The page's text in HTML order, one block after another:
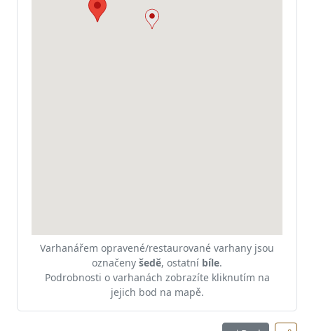
Varhanářem opravené/restaurované varhany jsou
označeny šedě, ostatní bíle.
Podrobnosti o varhanách zobrazíte kliknutím na
jejich bod na mapě.